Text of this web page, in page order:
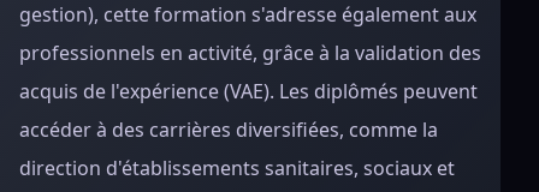
gestion), cette formation s'adresse également aux
professionnels en activité, grâce à la validation des
acquis de l'expérience (VAE). Les diplômés peuvent
accéder à des carrières diversifiées, comme la
direction d'établissements sanitaires, sociaux et